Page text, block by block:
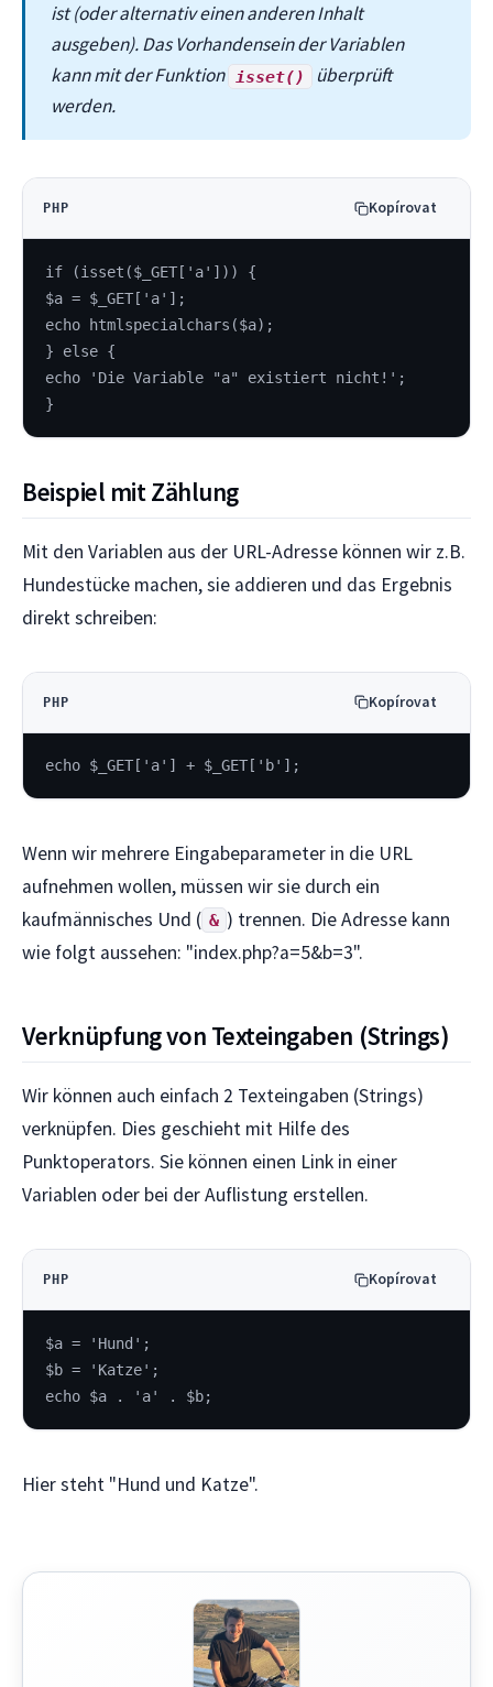
ist (oder alternativ einen anderen Inhalt
ausgeben). Das Vorhandensein der Variablen
kann mit der Funktion
isset()
überprüft
werden.
PHP Kopírovat
if (isset($_GET['a'])) {
$a = $_GET['a'];
echo htmlspecialchars($a);
} else {
echo 'Die Variable "a" existiert nicht!';
}
Beispiel mit Zählung
Mit den Variablen aus der URL-Adresse können wir z.B.
Hundestücke machen, sie addieren und das Ergebnis
direkt schreiben:
PHP Kopírovat
echo $_GET['a'] + $_GET['b'];
Wenn wir mehrere Eingabeparameter in die URL
aufnehmen wollen, müssen wir sie durch ein
kaufmännisches Und ( & ) trennen. Die Adresse kann
wie folgt aussehen: "index.php?a=5&b=3".
Verknüpfung von Texteingaben (Strings)
Wir können auch einfach 2 Texteingaben (Strings)
verknüpfen. Dies geschieht mit Hilfe des
Punktoperators. Sie können einen Link in einer
Variablen oder bei der Auflistung erstellen.
PHP Kopírovat
$a = 'Hund';
$b = 'Katze';
echo $a . 'a' . $b;
Hier steht "Hund und Katze".